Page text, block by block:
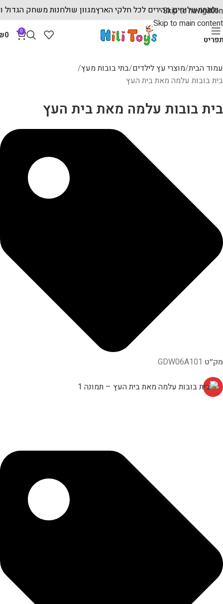
Skip to navigation
Skip to main content
0
0
עמוד הבית מוצרי עץ לילדים בתי בובות מעץ
בית בובות עלמה מאת בית העץ
בית בובות עלמה מאת בית העץ
מק״ט
-30%
מגוון שולחנות משחקמשלוחים מהירים לכל חלקי הארץמשתלמת